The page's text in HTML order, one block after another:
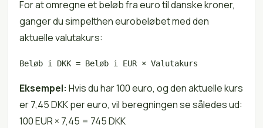
For at omregne et beløb fra euro til danske kroner,
ganger du simpelthen eurobeløbet med den
aktuelle valutakurs:
Beløb i DKK = Beløb i EUR × Valutakurs
Eksempel: Hvis du har 100 euro, og den aktuelle kurs
er 7,45 DKK per euro, vil beregningen se således ud:
100 EUR × 7,45 = 745 DKK